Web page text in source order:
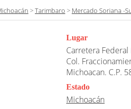
>Tarimbaro > Mercado Soriana -
Lugar
Carretera
Col.
Michoacan. C.P.
Estado
Michoacán